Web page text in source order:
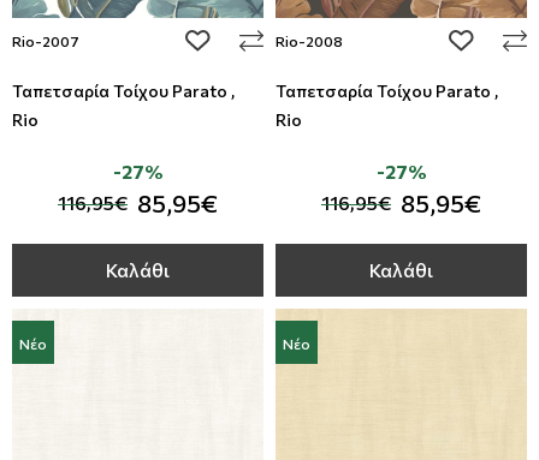
Rio-2007 add to wishlist
Ταπετσαρία Τοίχου Parato ,
Rio
116,95€ 85,95€
-27%
Καλάθι
Rio-2008 add to
Ταπετσαρία Τοίχου Parato ,
Rio
116,95€ 85,95€
-27%
Καλάθι
Νέο Νέο